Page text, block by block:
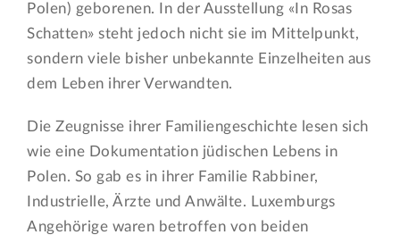
Polen) geborenen. In der Ausstellung «In Rosas
Schatten» steht jedoch nicht sie im Mittelpunkt,
sondern viele bisher unbekannte Einzelheiten aus
dem Leben ihrer Verwandten.
Die Zeugnisse ihrer Familiengeschichte lesen sich
wie eine Dokumentation jüdischen Lebens in
Polen. So gab es in ihrer Familie Rabbiner,
Industrielle, Ärzte und Anwälte. Luxemburgs
Angehörige waren betroffen von beiden